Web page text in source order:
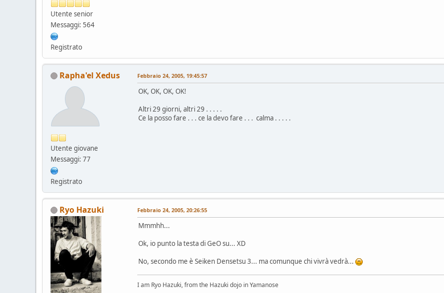
Utente senior
Messaggi: 564
Registrato
Rapha'el Xedus
Utente giovane
Messaggi: 77
Registrato
Febbraio 24, 2005, 19:45:57
OK, OK, OK, OK!
Altri 29 giorni, altri 29 . . . . .
Ce la posso fare . . . ce la devo fare . . . calma . . . . .
Ryo Hazuki Febbraio 24, 2005, 20:26:55
Mmmhh...
Ok, io punto la testa di GeO su... XD
No, secondo me è Seiken Densetsu 3... ma comunque chi vivrà vedrà...
I am Ryo Hazuki, from the Hazuki dojo in Yamanose